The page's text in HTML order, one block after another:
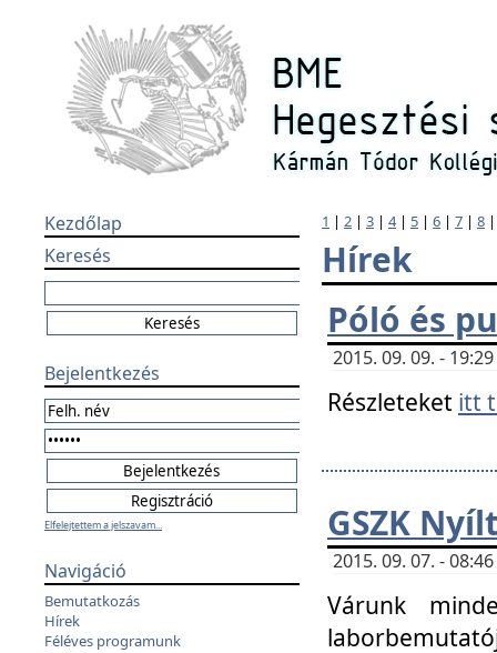
Kezdőlap
Keresés
Bejelentkezés
Elfelejtettem a jelszavam...
Navigáció
Bemutatkozás
Hírek
Féléves programunk
1 | 2 | 3 | 4| 5 | 6 | 7 | 8
Hírek
Póló és
2015. 09. 09. -
Részleteket itt
GSZK
2015. 09. 07. -
Várunk